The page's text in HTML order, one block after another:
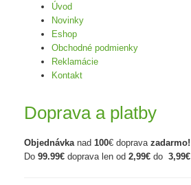
Úvod
Novinky
Eshop
Obchodné podmienky
Reklamácie
Kontakt
Doprava a platby
Objednávka nad 100€ doprava zadarmo!
Do 99.99€ doprava len od 2,99€ do 3,99€